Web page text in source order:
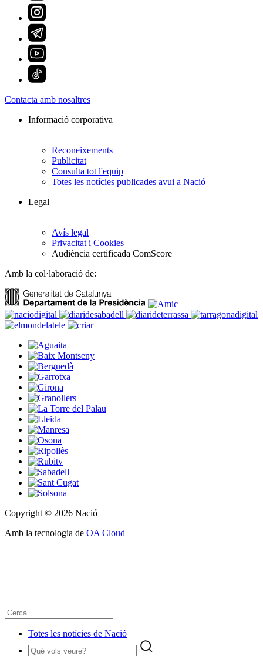
Contacta amb nosaltres
Informació corporativa
Reconeixements
Publicitat
Consulta tot l'equip
Totes les notícies publicades avui a Nació
Legal
Avís legal
Privacitat i Cookies
Audiència certificada ComScore
Amb la col·laboració de:
Copyright © 2026 Nació
Amb la tecnologia de OA Cloud
Totes les notícies de Nació